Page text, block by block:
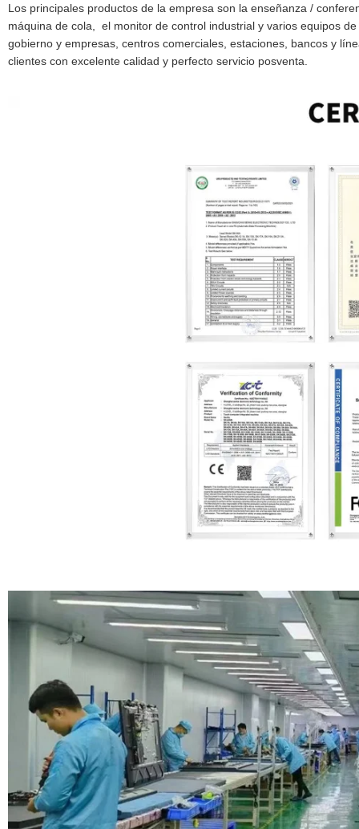
Los principales productos de la empresa son la enseñanza /
máquina de cola,
el monitor de control industrialy varios equipos de
gobierno y empresas, centros comerciales, estaciones, bancosy
clientes con excelente calidad y perfecto servicio posventa.